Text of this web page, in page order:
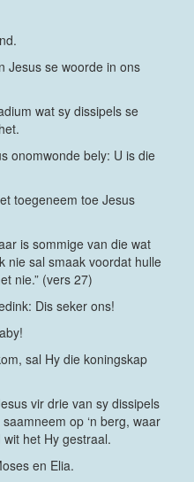
Jesus se woorde in ons
wat sy dissipels se
onomwonde bely: U is die
toegeneem toe Jesus
is sommige van die wat
nie sal smaak voordat hulle
nie.” (vers 27)
Dis seker ons!
sal Hy die koningskap
vir drie van sy dissipels
op ‘n berg, waar
het Hy gestraal.
en Elia.